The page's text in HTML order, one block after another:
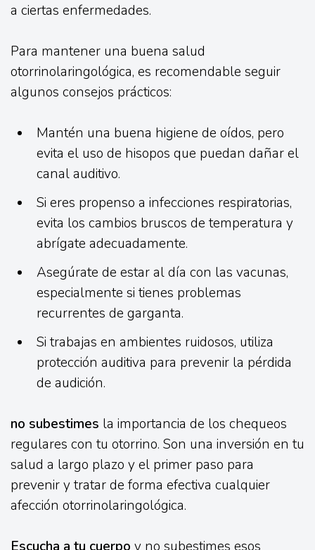
a ciertas enfermedades.
Para mantener una buena salud
otorrinolaringológica, es recomendable seguir
algunos consejos prácticos:
Mantén una buena higiene de oídos, pero
evita el uso de hisopos que puedan dañar el
canal auditivo.
Si eres propenso a infecciones respiratorias,
evita los cambios bruscos de temperatura y
abrígate adecuadamente.
Asegúrate de estar al día con las vacunas,
especialmente si tienes problemas
recurrentes de garganta.
Si trabajas en ambientes ruidosos, utiliza
protección auditiva para prevenir la pérdida
de audición.
no subestimes la importancia de los chequeos
regulares con tu otorrino. Son una inversión en tu
salud a largo plazo y el primer paso para
prevenir y tratar de forma efectiva cualquier
afección otorrinolaringológica.